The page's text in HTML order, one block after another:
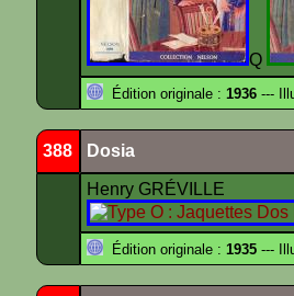
Q
Édition originale : 1936 ---
388 Dosia
Henry GRÉVILLE
Édition originale : 1935 ---